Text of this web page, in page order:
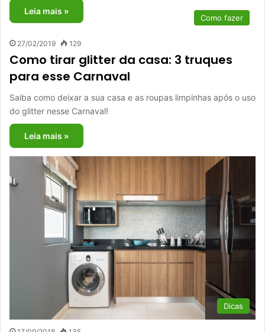
Leia mais »
Como fazer
27/02/2019 129
Como tirar glitter da casa: 3 truques
para esse Carnaval
Saiba como deixar a sua casa e as roupas limpinhas após o uso
do glitter nesse Carnaval!
Leia mais »
Dicas